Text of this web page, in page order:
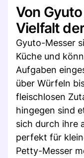
Von
Vielfalt
Gyuto-Messer
Küche und
Aufgaben
über Würfeln
fleischlosen
hingegen sind
sich durch ihre
perfekt für
Petty-Messer